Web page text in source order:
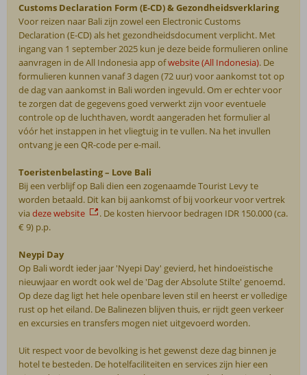
Customs Declaration Form (E-CD) & Gezondheidsverklaring
Voor reizen naar Bali zijn zowel een Electronic Customs
Declaration (E-CD) als het gezondheidsdocument verplicht. Met
ingang van 1 september 2025 kun je deze beide formulieren online
aanvragen in de All Indonesia app ofwebsite (All Indonesia). De
formulieren kunnen vanaf 3 dagen (72 uur) voor aankomst tot op
de dag van aankomst in Bali worden ingevuld. Om er echter voor
te zorgen dat de gegevens goed verwerkt zijn voor eventuele
controle op de luchthaven, wordt aangeraden het formulier al
vóór het instappen in het vliegtuig in te vullen. Na het invullen
ontvang je een QR-code per e-mail.
Toeristenbelasting – Love Bali
Bij een verblijf op Bali dien een zogenaamde Tourist Levy te
worden betaald. Dit kan bij aankomst of bij voorkeur voor vertrek
viadeze website
. De kosten hiervoor bedragen IDR 150.000 (ca.
€ 9) p.p.
Neypi Day
Op Bali wordt ieder jaar 'Nyepi Day' gevierd, het hindoeïstische
nieuwjaar en wordt ook wel de 'Dag der Absolute Stilte' genoemd.
Op deze dag ligt het hele openbare leven stil en heerst er volledige
rust op het eiland. De Balinezen blijven thuis, er rijdt geen verkeer
en excursies en transfers mogen niet uitgevoerd worden.
Uit respect voor de bevolking is het gewenst deze dag binnen je
hotel te besteden. De hotelfaciliteiten en services zijn hier een